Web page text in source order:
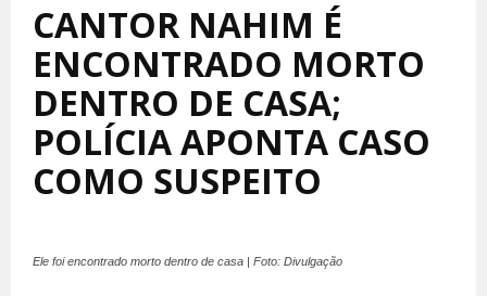
CANTOR NAHIM É
ENCONTRADO MORTO
DENTRO DE CASA;
POLÍCIA APONTA CASO
COMO SUSPEITO
Ele foi encontrado morto dentro de casa | Foto: Divulgação